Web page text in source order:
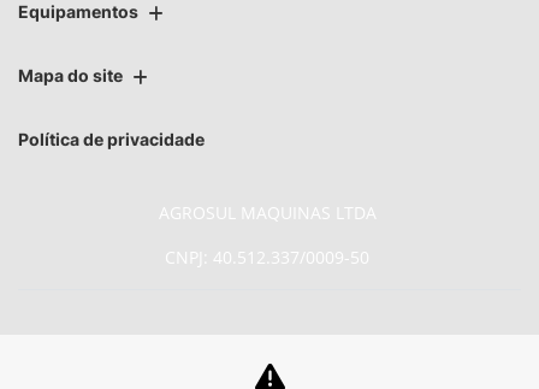
Equipamentos
Mapa do site
Política de privacidade
AGROSUL MAQUINAS LTDA
CNPJ: 40.512.337/0009-50